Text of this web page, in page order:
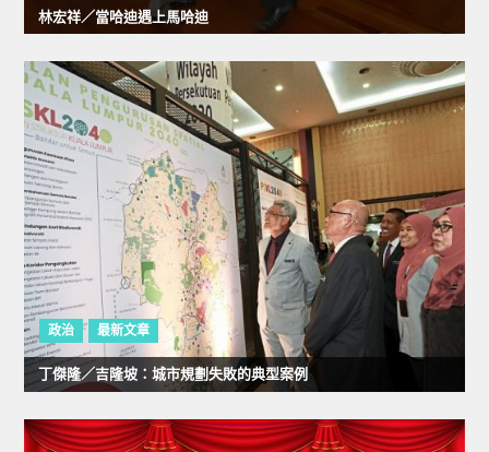
林宏祥／當哈迪遇上馬哈迪
政治 最新文章
丁傑隆／吉隆坡：城市規劃失敗的典型案例